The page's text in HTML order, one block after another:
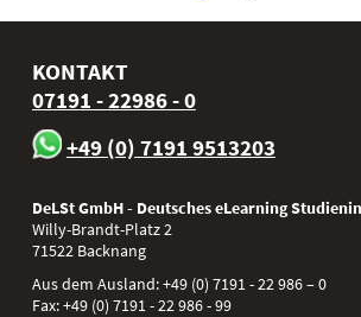
KONTAKT
07191 - 22986 - 0
+49 (0) 7191 9513203
DeLSt GmbH - Deutsches eLearning
Willy-Brandt-Platz 2
71522 Backnang
Aus dem Ausland:+49 (0) 7191 - 22 986 – 0
Fax:+49 (0) 7191 - 22 986 - 99